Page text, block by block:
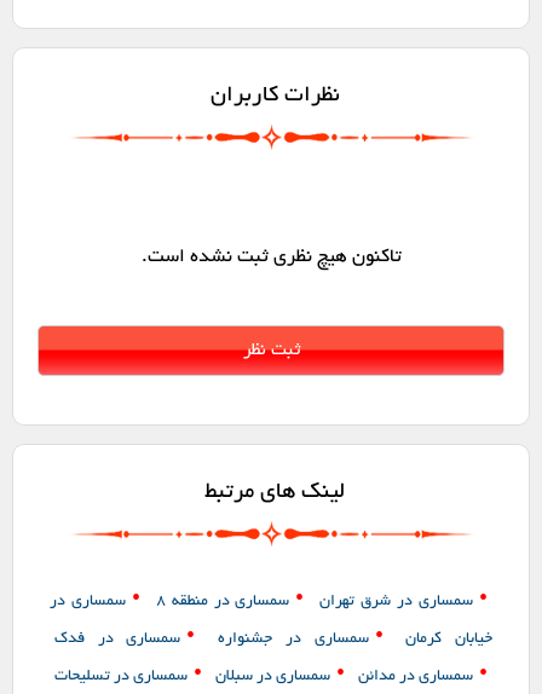
نظرات کاربران
تاکنون هیچ نظری ثبت نشده است.
لینک های مرتبط
• سمساری در شرق تهران • سمساری در منطقه 8 • سمساری در
خیابان کرمان • سمساری در جشنواره • سمساری در فدک
• سمساری در مدائن • سمساری در سبلان • سمساری در تسلیحات